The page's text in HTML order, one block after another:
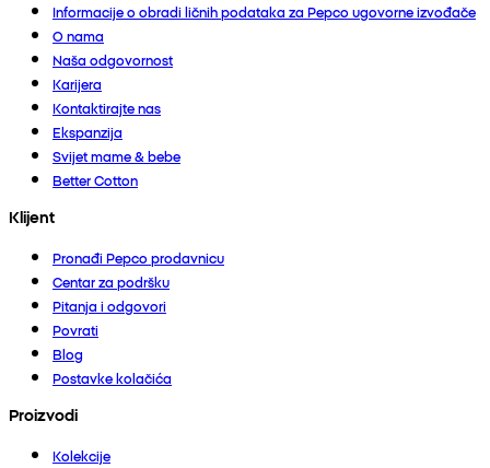
Informacije o obradi ličnih podataka za Pepco ugovorne izvođače
O nama
Naša odgovornost
Karijera
Kontaktirajte nas
Ekspanzija
Svijet mame & bebe
Better Cotton
Klijent
Pronađi Pepco prodavnicu
Centar za podršku
Pitanja i odgovori
Povrati
Blog
Postavke kolačića
Proizvodi
Kolekcije